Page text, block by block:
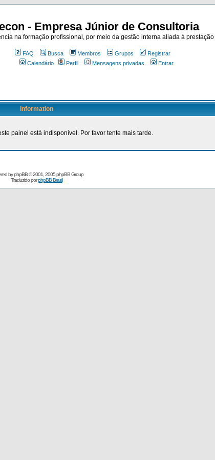
- Empresa Júnior de Consultoria
na formação profissional, por meio da gestão interna aliada à
FAQ Busca Membros Grupos
Registrar
Calendário
Perfil Mensagens privadas Entrar
Information
painel está indisponível. Por favor tente mais tarde.
byphpBB© 2001, 2005 phpBB Group
Traduzido porphpBB Brasil